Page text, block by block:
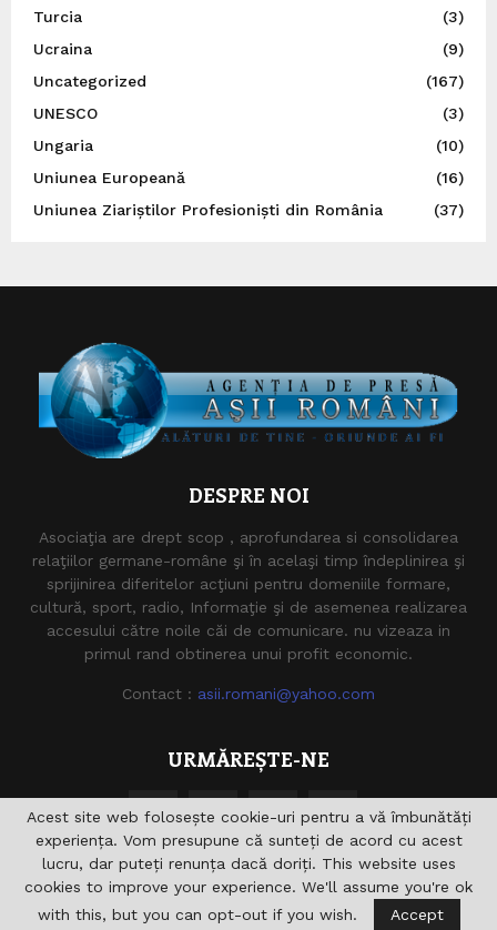
Turcia
(3)
Ucraina
(9)
Uncategorized
(167)
UNESCO
(3)
Ungaria
(10)
Uniunea Europeană
(16)
Uniunea Ziariștilor Profesioniști din România
(37)
DESPRE NOI
Asociaţia are drept scop , aprofundarea si consolidarea
relaţiilor germane-române şi în acelaşi timp îndeplinirea şi
sprijinirea diferitelor acţiuni pentru domeniile formare,
cultură, sport, radio, Informaţie şi de asemenea realizarea
accesului către noile căi de comunicare. nu vizeaza in
primul rand obtinerea unui profit economic.
Contact : asii.romani@yahoo.com
URMĂREȘTE-NE
Acest site web folosește cookie-uri pentru a vă îmbunătăți
experiența. Vom presupune că sunteți de acord cu acest
lucru, dar puteți renunța dacă doriți. This website uses
cookies to improve your experience. We'll assume you're ok
with this, but you can opt-out if you wish.
Accept